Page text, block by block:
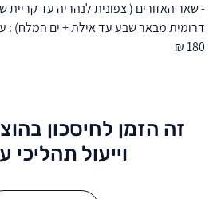
- שאר האזורים ( צפונית לנהריה עד קריית
דרומית מבאר שבע עד אילת + ים המלח) :
180 ₪
זה הזמן לחיסכון
וייעול תהליכי